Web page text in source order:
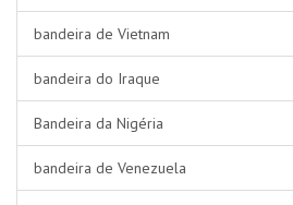
bandeira de Vietnam
bandeira do Iraque
Bandeira da Nigéria
bandeira de Venezuela